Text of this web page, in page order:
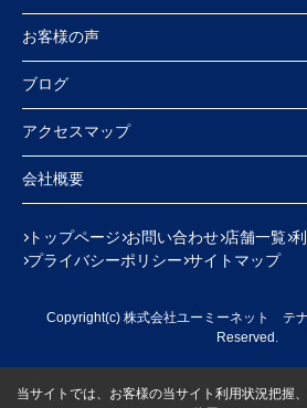
お客様の声
ブログ
アクセスマップ
会社概要
トップページ お問い合わせ 店舗一覧
プライバシーポリシー サイトマップ
Copyright(c) 株式会社ユーミーネット テ
Reserved.
当サイトでは、お客様の当サイト利用状況把握